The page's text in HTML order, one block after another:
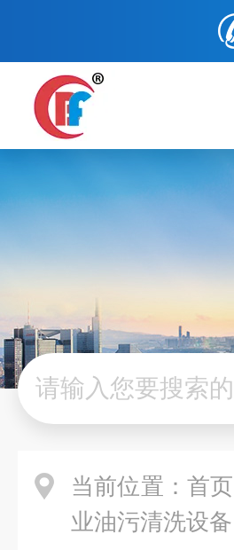
当前位置： 首页
业油污清洗设备